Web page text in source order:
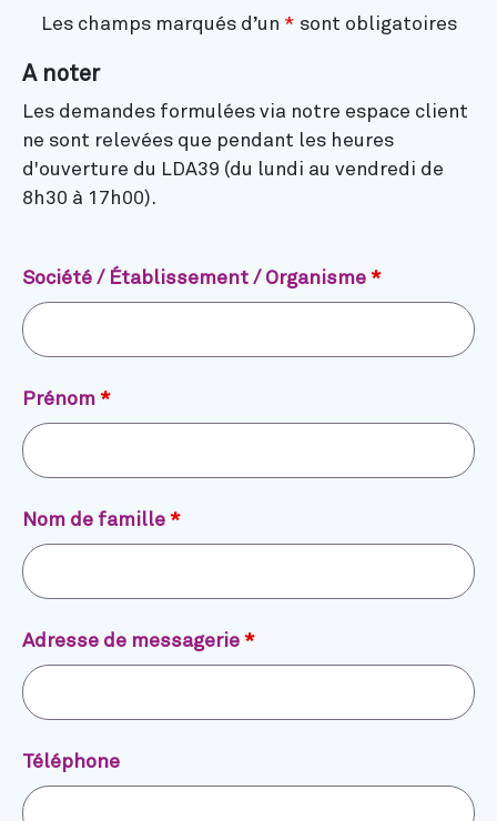
Les champs marqués d’un * sont obligatoires
A noter
Les demandes formulées via notre espace client
ne sont relevées que pendant les heures
d'ouverture du LDA39 (du lundi au vendredi de
8h30 à 17h00).
Société / Établissement / Organisme *
Prénom *
Nom de famille *
Adresse de messagerie *
Téléphone